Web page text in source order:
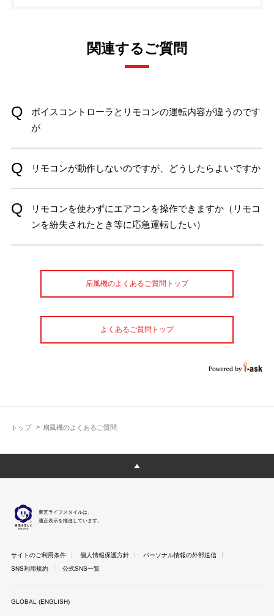
トップ 扇風機のよくあるご質問
関連するご質問
ボイスコントローラとリモコンの運転内容が違うのです
が
リモコンが動作しないのですが、どうしたらよいですか
リモコンを使わずにエアコンを操作できますか（リモコ
ンを紛失されたとき等に応急運転したい）
扇風機のよくあるご質問トップ
よくあるご質問トップ
東芝ライフスタイルは、
適正表示を推進しています。
サイトのご利用条件 個人情報保護方針
パーソナル情報の外部送信
SNS利用規約
公式SNS一覧
GLOBAL (ENGLISH)